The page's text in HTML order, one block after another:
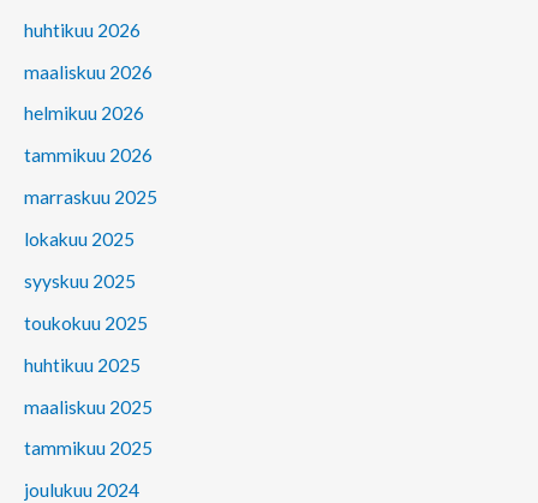
huhtikuu 2026
maaliskuu 2026
helmikuu 2026
tammikuu 2026
marraskuu 2025
lokakuu 2025
syyskuu 2025
toukokuu 2025
huhtikuu 2025
maaliskuu 2025
tammikuu 2025
joulukuu 2024